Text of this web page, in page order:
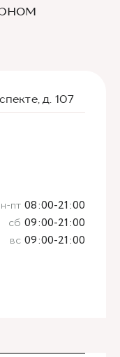
д. 107
пт 08:00-21:00
сб 09:00-21:00
вс 09:00-21:00